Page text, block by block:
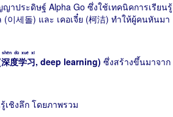
ประดิษฐ์ Alpha Go ซึ่งใช้เทคนิคการเรียนรู้
세돌) และ เคอเจี๋ย (柯洁) ทำให้ผู้คนหันมา
深度学习
shēn dù xué xí
, deep learning) ซึ่งสร้างขึ้นมาจาก
เชิงลึก โดยภาพรวม